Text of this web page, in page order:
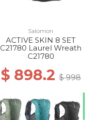
Salomon
ACTIVE SKIN 8 SET
C21780 Laurel Wreath
C21780
$ 898.2$ 998